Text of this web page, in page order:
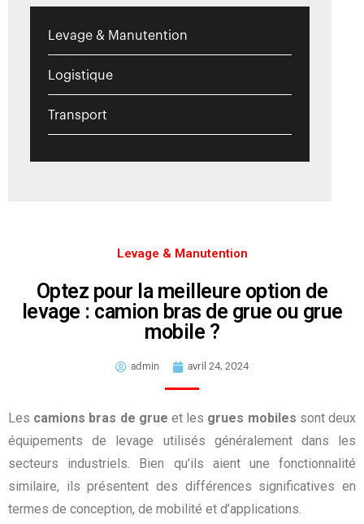
Levage & Manutention
Logistique
Transport
Levage & Manutention
Optez pour la meilleure option de
levage : camion bras de grue ou grue
mobile ?
admin avril 24, 2024
Les camions bras de grue et les grues mobiles sont deux
équipements de levage utilisés généralement dans les
secteurs industriels. Bien qu’ils aient unefonctionnalité
similaire, ils présentent des différences significatives en
termes de conception, de mobilité et d’applications.